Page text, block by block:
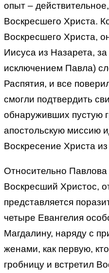
опыт –
Воскресшего Христа.
Воскресшего Христа,
Иисуса из Назарета,
исключением Павла)
Распятия, и все
смогли подтвердить
обнаруживших пустую
апостольскую миссию
Воскресение Христа
Относительно Павлова
Воскресший Христос,
представляется
четыре Евангелия
Магдалину, наряду с
женами, как первую,
гробницу и встретил